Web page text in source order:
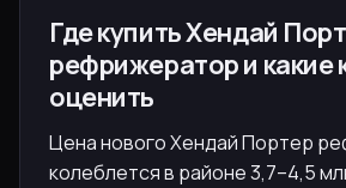
Где купить Хендай
рефрижератор и какие
оценить
Цена нового Хендай Портер
колеблется в районе 3,7–4,5